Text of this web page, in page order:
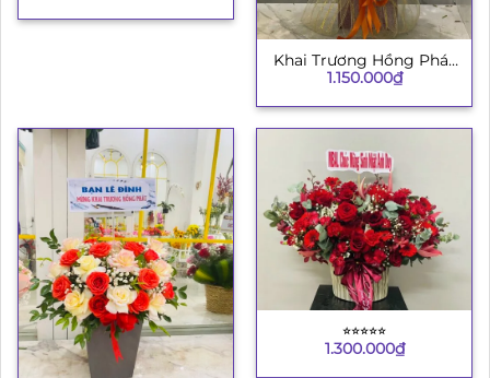
Khai Trương Hồng Phát
8
1.150.000₫
⭐︎⭐︎⭐︎⭐︎⭐︎
1.300.000₫